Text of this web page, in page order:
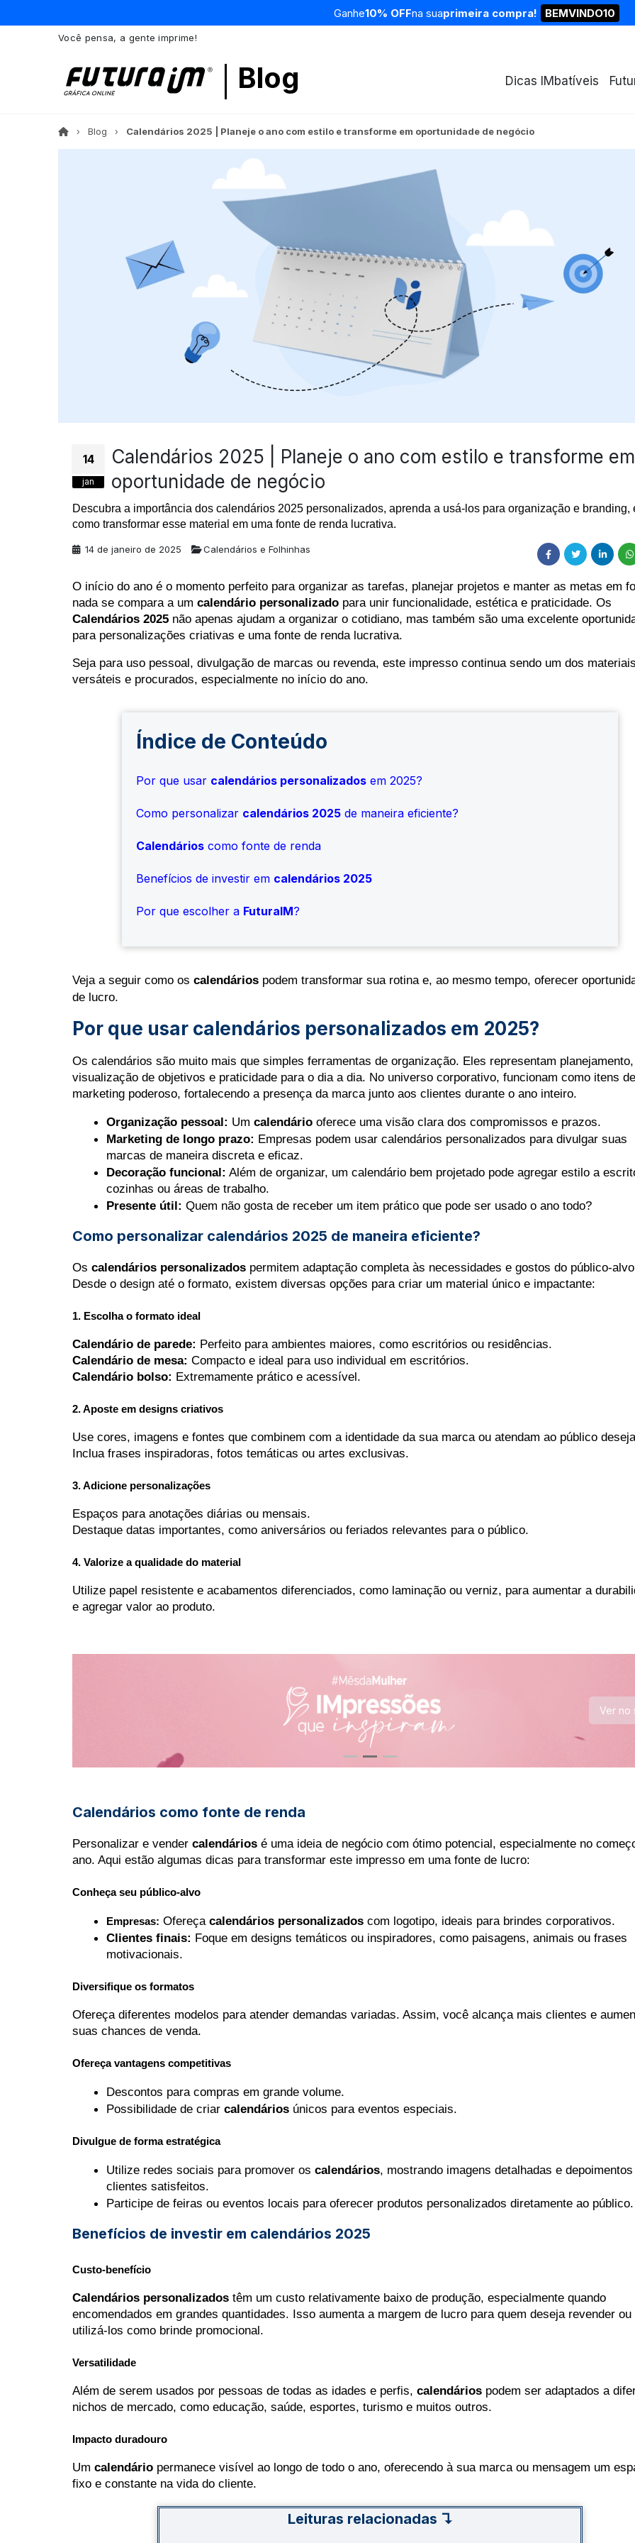
Ganhe10% OFFna suaprimeira compra! BEMVINDO10
Você pensa, a gente imprime!
Blog Dicas IMbatíveis
Blog Calendários 2025 | Planeje o ano com estilo e transforme em oportunidade de negócio
14
jan
Calendários 2025 | Planeje o ano com estilo e transforme em
oportunidade de negócio
Descubra a importância dos calendários 2025 personalizados, aprenda a usá-los para organização e branding,
como transformar esse material em uma fonte de renda lucrativa.
14 de janeiro de 2025 Calendários e Folhinhas
O início do ano é o momento perfeito para organizar as tarefas, planejar projetos e manter as metas em
nada se compara a um calendário personalizado
Calendários 2025 não apenas ajudam a organizar o cotidiano, mas também são uma excelente
para personalizações criativas e uma fonte de renda lucrativa.
Seja para uso pessoal, divulgação de marcas ou revenda, este impresso continua sendo um dos
versáteis e procurados, especialmente no início do ano.
Índice de Conteúdo
Por que usar calendários personalizados em 2025?
Como personalizar calendários 2025 de maneira eficiente?
Calendários como fonte de renda
Benefícios de investir em calendários 2025
Por que escolher a FuturaIM?
Veja a seguir como os calendários podem transformar sua rotina e, ao mesmo tempo, oferecer
de lucro.
Por que usar calendários personalizados em 2025?
Os calendários são muito mais que simples ferramentas de organização. Eles representam planejamento,
visualização de objetivos e praticidade para o dia a dia. No universo corporativo, funcionam como itens de
marketing poderoso, fortalecendo a presença da marca junto aos clientes durante o ano inteiro.
Organização pessoal: Um calendário oferece uma visão clara dos compromissos e prazos.
Marketing de longo prazo: Empresas podem usar calendários personalizados para divulgar suas
marcas de maneira discreta e eficaz.
Decoração funcional: Além de organizar, um calendário bem projetado pode agregar estilo a
cozinhas ou áreas de trabalho.
Presente útil: Quem não gosta de receber um item prático que pode ser usado o ano todo?
Como personalizar calendários 2025 de maneira eficiente?
Os calendários personalizados permitem adaptação completa às necessidades e gostos do público-
Desde o design até o formato, existem diversas opções para criar um material único e impactante:
1. Escolha o formato ideal
Calendário de parede: Perfeito para ambientes maiores, como escritórios ou residências.
Calendário de mesa: Compacto e ideal para uso individual em escritórios.
Calendário bolso: Extremamente prático e acessível.
2. Aposte em designs criativos
Use cores, imagens e fontes que combinem com a identidade da sua marca ou atendam ao público
Inclua frases inspiradoras, fotos temáticas ou artes exclusivas.
3. Adicione personalizações
Espaços para anotações diárias ou mensais.
Destaque datas importantes, como aniversários ou feriados relevantes para o público.
4. Valorize a qualidade do material
Utilize papel resistente e acabamentos diferenciados, como laminação ou verniz, para aumentar a
e agregar valor ao produto.
Ver no
Calendários como fonte de renda
Personalizar e vender calendários é uma ideia de negócio com ótimo potencial, especialmente no
ano. Aqui estão algumas dicas para transformar este impresso em uma fonte de lucro:
Conheça seu público-alvo
Empresas: Ofereça calendários personalizados com logotipo, ideais para brindes corporativos.
Clientes finais: Foque em designs temáticos ou inspiradores, como paisagens, animais ou frases
motivacionais.
Diversifique os formatos
Ofereça diferentes modelos para atender demandas variadas. Assim, você alcança mais clientes e
suas chances de venda.
Ofereça vantagens competitivas
Descontos para compras em grande volume.
Possibilidade de criar calendários únicos para eventos especiais.
Divulgue de forma estratégica
Utilize redes sociais para promover os calendários, mostrando imagens detalhadas e
clientes satisfeitos.
Participe de feiras ou eventos locais para oferecer produtos personalizados diretamente ao público.
Benefícios de investir em calendários 2025
Custo-benefício
Calendários personalizados têm um custo relativamente baixo de produção, especialmente quando
encomendados em grandes quantidades. Isso aumenta a margem de lucro para quem deseja revender ou
utilizá-los como brinde promocional.
Versatilidade
Além de serem usados por pessoas de todas as idades e perfis, calendários podem ser adaptados a
nichos de mercado, como educação, saúde, esportes, turismo e muitos outros.
Impacto duradouro
Um calendário permanece visível ao longo de todo o ano, oferecendo à sua marca ou mensagem um
fixo e constante na vida do cliente.
Leituras relacionadas ↴